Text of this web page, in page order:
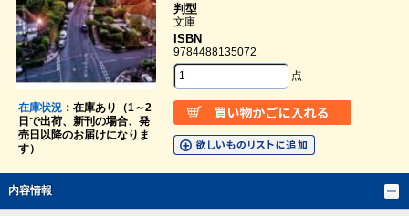
在庫状況：在庫あり（1～2
日で出荷、新刊の場合、発
売日以降のお届けになりま
す）
判型
文庫
ISBN
9784488135072
点
内容情報